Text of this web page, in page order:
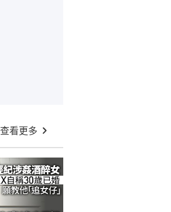
查看更多